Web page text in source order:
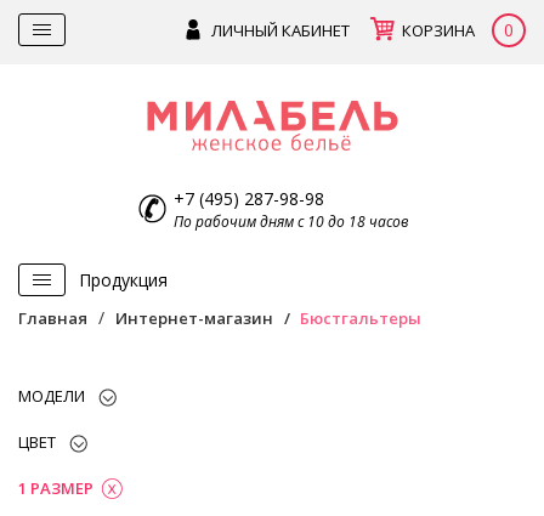
ЛИЧНЫЙ КАБИНЕТ КОРЗИНА 0
+7 (495) 287-98-98
По рабочим дням с 10 до 18 часов
Продукция
Главная Интернет-магазин Бюстгальтеры
МОДЕЛИ
ЦВЕТ
1 РАЗМЕР